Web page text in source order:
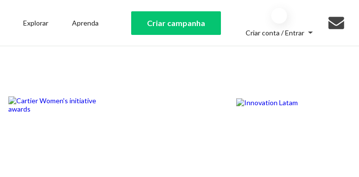
Explorar Aprenda Criar campanha
Criar conta / Entrar